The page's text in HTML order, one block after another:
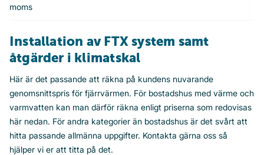
moms
Installation av FTX system samt
åtgärder i klimatskal
Här är det passande att räkna på kundens nuvarande
genomsnittspris för fjärrvärmen. För bostadshus med värme och
varmvatten kan man därför räkna enligt priserna som redovisas
här nedan. För andra kategorier än bostadshus är det svårt att
hitta passande allmänna uppgifter. Kontakta gärna oss så
hjälper vi er att titta på det.